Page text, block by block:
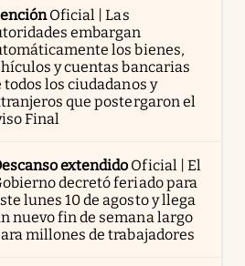
Oficial | Las
embargan
los bienes,
y cuentas bancarias
todos los ciudadanos y
que postergaron el
Final
extendido Oficial | El
decretó feriado para
lunes 10 de agosto y llega
nuevo fin de semana largo
millones de trabajadores